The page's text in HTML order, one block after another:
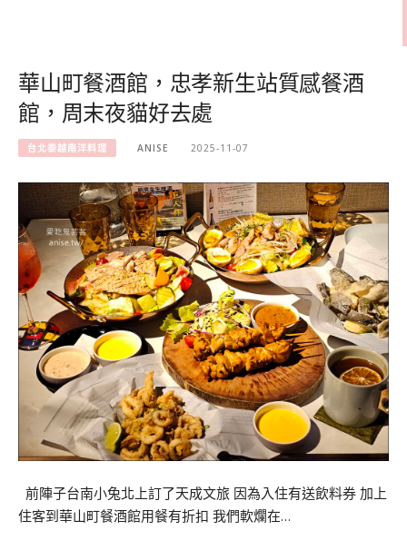
華山町餐酒館，忠孝新生站質感餐酒
館，周末夜貓好去處
台北泰越南洋料理 ANISE 2025-11-07
前陣子台南小兔北上訂了天成文旅 因為入住有送飲料券 加上
住客到華山町餐酒館用餐有折扣 我們軟爛在…